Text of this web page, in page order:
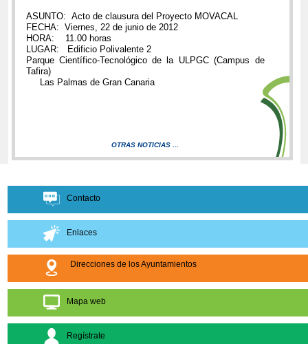
ASUNTO: Acto de clausura del Proyecto MOVACAL
FECHA: Viernes, 22 de junio de 2012
HORA: 11.00 horas
LUGAR: Edificio Polivalente 2
Parque Científico-Tecnológico de la ULPGC (Campus de
Tafira)
Las Palmas de Gran Canaria
OTRAS NOTICIAS ...
Contacto
Enlaces
Direcciones de los Ayuntamientos
Mapa web
Regístrate